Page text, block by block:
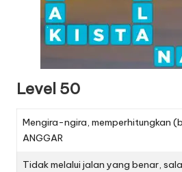
Level 50
Mengira-ngira, memperhitungkan
ANGGAR
Tidak melalui jalan yang benar,